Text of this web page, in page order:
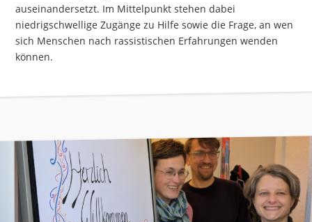
auseinandersetzt. Im Mittelpunkt stehen dabei
niedrigschwellige Zugänge zu Hilfe sowie die Frage, an wen
sich Menschen nach rassistischen Erfahrungen wenden
können.